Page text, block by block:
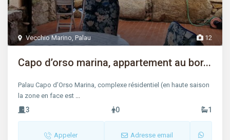
12
Vecchio Marino,Palau
Capo d’orso marina, appartement au bor...
Palau Capo d’Orso Marina, complexe résidentiel (en haute saison
la zone en face est ...
3 0 1
Appeler Adresse email